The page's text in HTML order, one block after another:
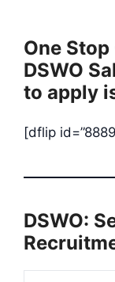
One
DSWO
to apply
[dflip
DSWO: